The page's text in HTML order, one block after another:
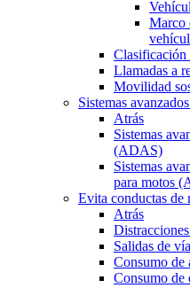
Marco
Clasificación
Llamadas a
Movilidad
Sistemas
Atrás
Sistemas
(ADAS)
Sistemas
para motos
Evita conductas de
Atrás
Salidas de vía
Consumo de
Consumo de